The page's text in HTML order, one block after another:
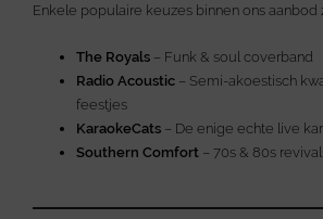
Enkele populaire keuzes binnen ons aanbod
The Royals – Funk & soul coverband
Radio Acoustic – Semi-akoestisch
feestjes
KaraokeCats – De enige echte live
Southern Comfort – 70s & 80s